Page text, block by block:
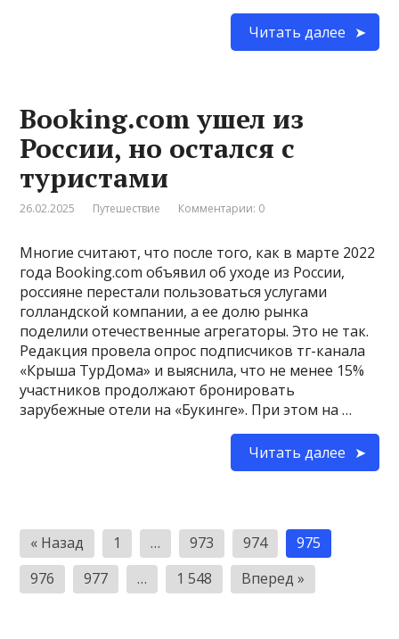
Читать далее
Booking.com ушел из
России, но остался с
туристами
26.02.2025 Путешествие Комментарии: 0
Многие считают, что после того, как в марте 2022
года Booking.com объявил об уходе из России,
россияне перестали пользоваться услугами
голландской компании, а ее долю рынка
поделили отечественные агрегаторы. Это не так.
Редакция провела опрос подписчиков тг-канала
«Крыша ТурДома» и выяснила, что не менее 15%
участников продолжают бронировать
зарубежные отели на «Букинге». При этом на …
Читать далее
Пагинация
записей
« Назад 1 … 973 974
975
976
977 … 1 548 Вперед »